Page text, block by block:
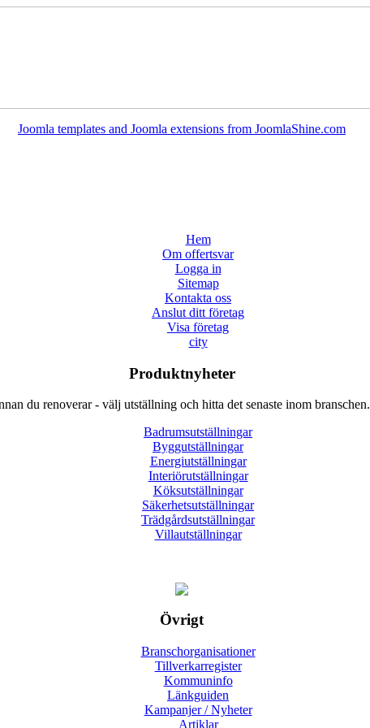
Joomla templates and Joomla extensions from JoomlaShine.com
Hem
Om offertsvar
Logga in
Sitemap
Kontakta oss
Anslut ditt företag
Visa företag
city
Produktnyheter
du renoverar - välj utställning och hitta det senaste inom branschen.
Badrumsutställningar
Byggutställningar
Energiutställningar
Interiörutställningar
Köksutställningar
Säkerhetsutställningar
Trädgårdsutställningar
Villautställningar
Övrigt
Branschorganisationer
Tillverkarregister
Kommuninfo
Länkguiden
Kampanjer / Nyheter
Artiklar